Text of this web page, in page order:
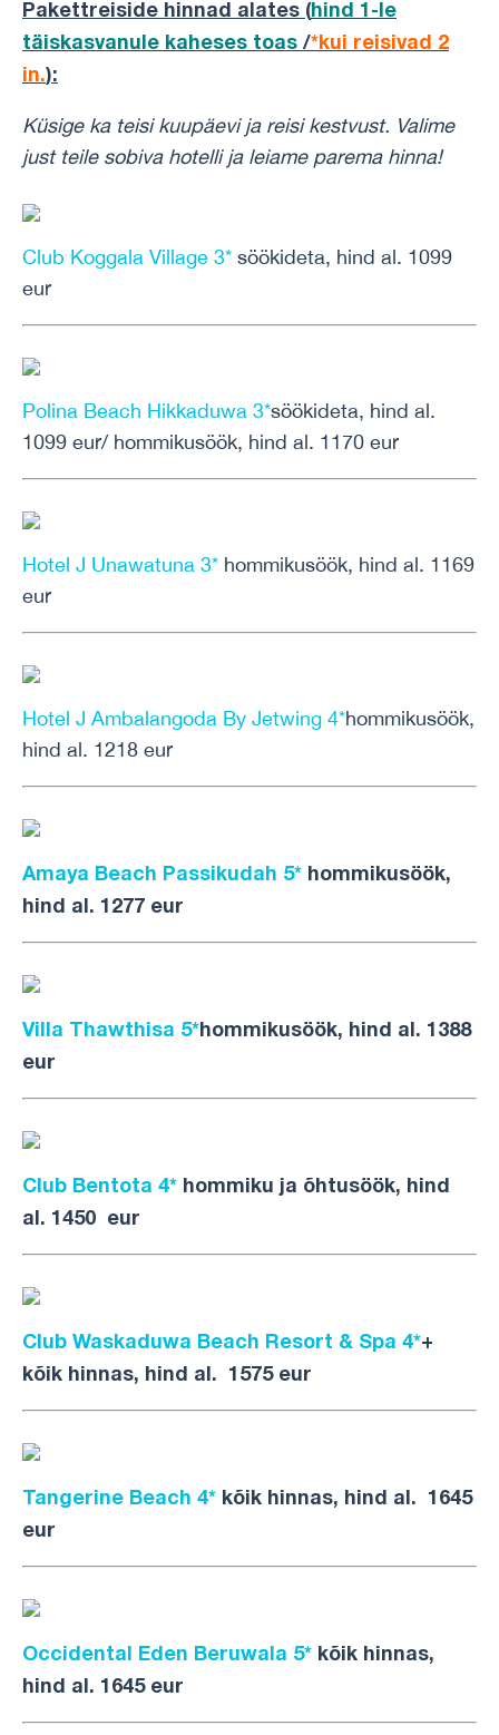
Pakettreiside hinnad alates (hind 1-le
täiskasvanule kaheses toas /*kui reisivad 2
in.):
Küsige ka teisi kuupäevi ja reisi kestvust. Valime
just teile sobiva hotelli ja leiame parema hinna!
Club Koggala Village 3* söökideta, hind al. 1099
eur
Polina Beach Hikkaduwa 3*söökideta, hind al.
1099 eur/ hommikusöök, hind al. 1170 eur
Hotel J Unawatuna 3* hommikusöök, hind al. 1169
eur
Hotel J Ambalangoda By Jetwing 4*hommikusöök,
hind al. 1218 eur
Amaya Beach Passikudah 5* hommikusöök,
hind al. 1277 eur
Villa Thawthisa 5*hommikusöök, hind al. 1388
eur
Club Bentota 4* hommiku ja õhtusöök, hind
al. 1450 eur
Club Waskaduwa Beach Resort & Spa 4*+
kõik hinnas, hind al. 1575 eur
Tangerine Beach 4* kõik hinnas, hind al. 1645
eur
Occidental Eden Beruwala 5* kõik hinnas,
hind al. 1645 eur